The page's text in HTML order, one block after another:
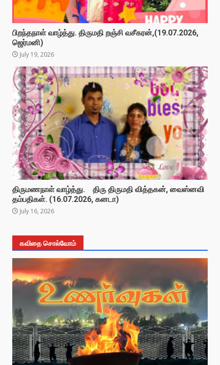
பிறந்தநாள் வாழ்த்து. திருமதி றஞ்சி வசீகரன்,(19.07.2026,
ஜெர்மனி)
July 19, 2026
திருமணநாள் வாழ்த்து. திரு திருமதி வித்தகன், வைஸ்னவி
தம்பதிகள். (16.07.2026, கனடா)
July 16, 2026
கவிதை சொல்வோம்